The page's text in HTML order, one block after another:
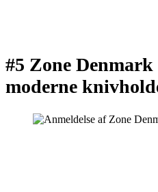
#5 Zone Denmark
moderne